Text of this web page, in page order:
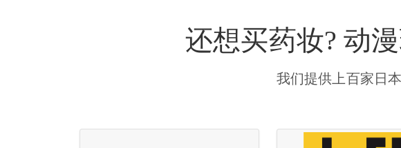
还想买药妆? 动
我们提供上百家日